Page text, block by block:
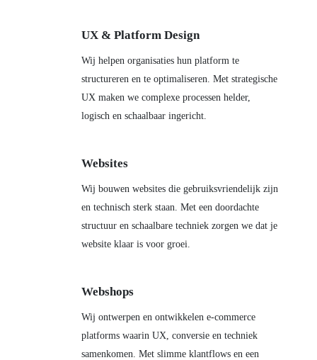
UX & Platform Design
Wij helpen organisaties hun platform te
structureren en te optimaliseren. Met strategische
UX maken we complexe processen helder,
logisch en schaalbaar ingericht.
Websites
Wij bouwen websites die gebruiksvriendelijk zijn
en technisch sterk staan. Met een doordachte
structuur en schaalbare techniek zorgen we dat je
website klaar is voor groei.
Webshops
Wij ontwerpen en ontwikkelen e-commerce
platforms waarin UX, conversie en techniek
samenkomen. Met slimme klantflows en een